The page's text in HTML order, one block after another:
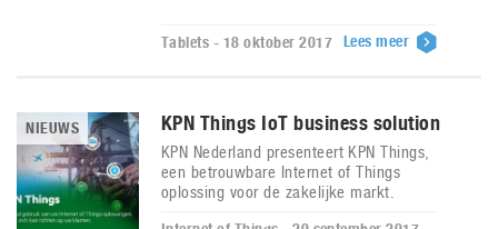
Tablets - 18 oktober 2017 Lees meer
NIEUWS KPN Things IoT business solution
KPN Nederland presenteert KPN Things,
een betrouwbare Internet of Things
oplossing voor de zakelijke markt.